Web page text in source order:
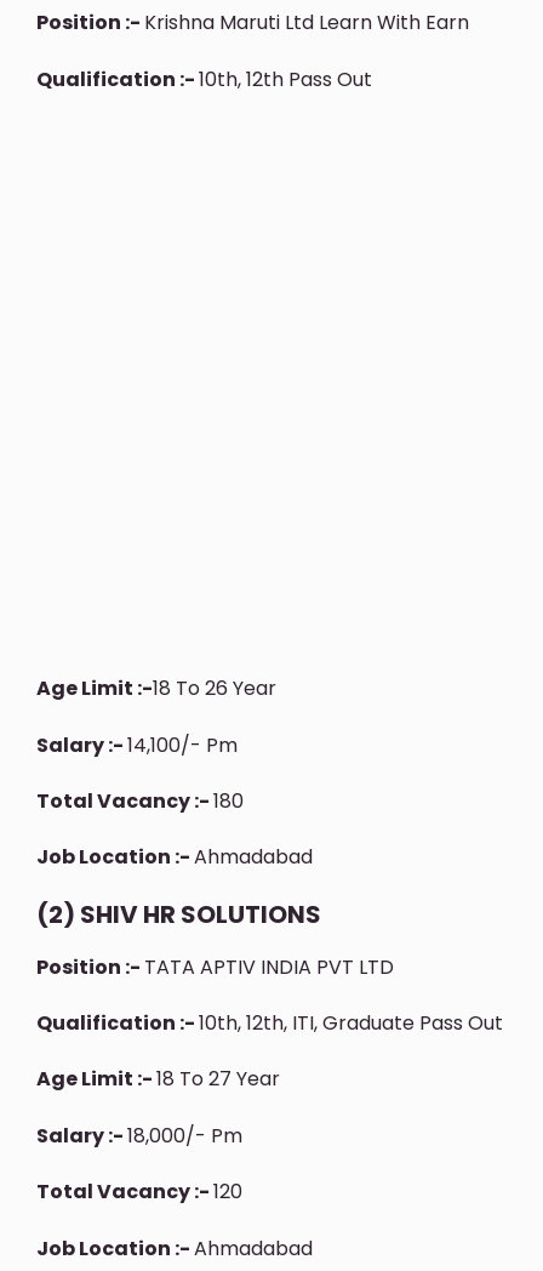
Position :- Krishna Maruti Ltd Learn With Earn
Qualification :-10th, 12th Pass Out
Age Limit :-18 To 26 Year
Salary :-14,100/- Pm
Total Vacancy :-180
Job Location :-Ahmadabad
(2) SHIV HR SOLUTIONS
Position :- TATA APTIV INDIA PVT LTD
Qualification :-10th, 12th, ITI, Graduate Pass Out
Age Limit :-18 To 27 Year
Salary :-18,000/- Pm
Total Vacancy :-120
Job Location :-Ahmadabad